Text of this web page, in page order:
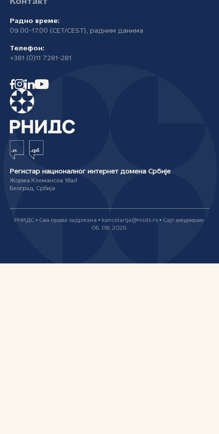
Контакт
Радно време:
09.00-17.00 (CET/CEST), радним данима
Телефон:
+381 (0)11 7281-281
Регистар националног интернет домена Србије
Жоржа Клемансоа 18а/I
Београд, Србија
РНИДС • Сва права задржана • kancelarija@rnids.rs • Сајт ажуриран:
06. 08. 2026.